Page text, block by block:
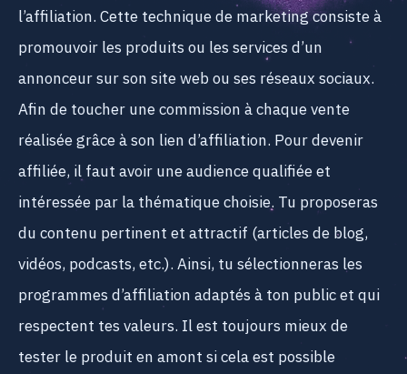
l’affiliation. Cette technique de marketing consiste à
promouvoir les produits ou les services d’un
annonceur sur son site web ou ses réseaux sociaux.
Afin de toucher une commission à chaque vente
réalisée grâce à son lien d’affiliation. Pour devenir
affiliée, il faut avoir une audience qualifiée et
intéressée par la thématique choisie. Tu proposeras
du contenu pertinent et attractif (articles de blog,
vidéos, podcasts, etc.). Ainsi, tu sélectionneras les
programmes d’affiliation adaptés à ton public et qui
respectent tes valeurs. Il est toujours mieux de
tester le produit en amont si cela est possible